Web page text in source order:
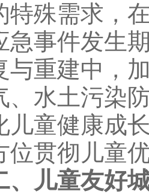
特殊需求，
急事件发生
与重建中，
、水土污染
儿童健康成
位贯彻儿童
、儿童友好